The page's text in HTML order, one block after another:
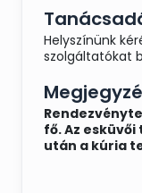
Helyszínünk
szolgáltatókat
fő. Az
után a kúria